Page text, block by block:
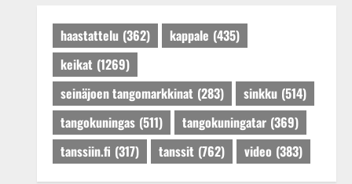
haastattelu (362) kappale (435)
keikat (1269)
seinäjoen tangomarkkinat (283) sinkku (514)
tangokuningas (511) tangokuningatar (369)
tanssiin.fi (317) tanssit (762) video (383)